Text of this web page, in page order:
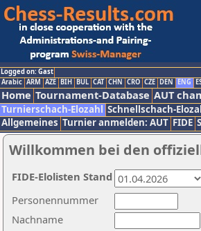
Logged on: Gast
Arabic ARM AZE BIH BUL CAT CHN CRO CZE DEN ENG
Home Tournament-Database AUT
Turnierschach-Elozahl Schnellschach-
Allgemeines Turnier anmelden: AUT FIDE
Willkommen bei den
Nachname
Personennummer
FIDE-Elolisten Stand